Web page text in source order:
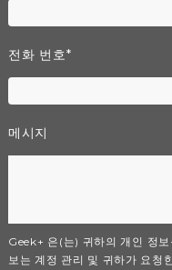
전화 번호*
메시지
Geek+ 은(는) 귀하의 개인 정
보는 계정 관리 및 귀하가 요청